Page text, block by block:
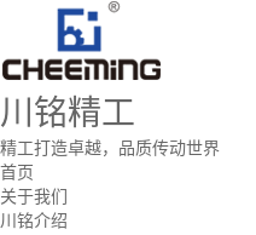
川铭精工
精工打造卓越，品质传动世界
首页
关于我们
川铭介绍